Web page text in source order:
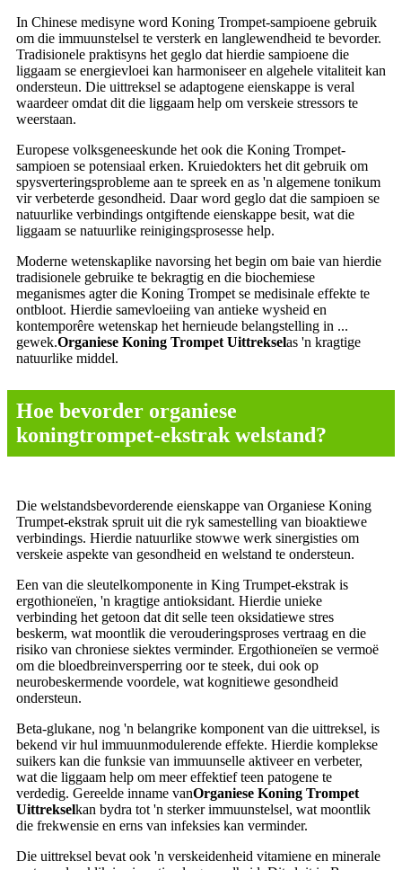
In Chinese medisyne word Koning Trompet-sampioene gebruik
om die immuunstelsel te versterk en langlewendheid te bevorder.
Tradisionele praktisyns het geglo dat hierdie sampioene die
liggaam se energievloei kan harmoniseer en algehele vitaliteit kan
ondersteun. Die uittreksel se adaptogene eienskappe is veral
waardeer omdat dit die liggaam help om verskeie stressors te
weerstaan.
Europese volksgeneeskunde het ook die Koning Trompet-
sampioen se potensiaal erken. Kruiedokters het dit gebruik om
spysverteringsprobleme aan te spreek en as 'n algemene tonikum
vir verbeterde gesondheid. Daar word geglo dat die sampioen se
natuurlike verbindings ontgiftende eienskappe besit, wat die
liggaam se natuurlike reinigingsprosesse help.
Moderne wetenskaplike navorsing het begin om baie van hierdie
tradisionele gebruike te bekragtig en die biochemiese
meganismes agter die Koning Trompet se medisinale effekte te
ontbloot. Hierdie samevloeiing van antieke wysheid en
kontemporêre wetenskap het hernieude belangstelling in ...
gewek.Organiese Koning Trompet Uittrekselas 'n kragtige
natuurlike middel.
Hoe bevorder organiese
koningtrompet-ekstrak welstand?
Die welstandsbevorderende eienskappe van Organiese Koning
Trumpet-ekstrak spruit uit die ryk samestelling van bioaktiewe
verbindings. Hierdie natuurlike stowwe werk sinergisties om
verskeie aspekte van gesondheid en welstand te ondersteun.
Een van die sleutelkomponente in King Trumpet-ekstrak is
ergothioneïen, 'n kragtige antioksidant. Hierdie unieke
verbinding het getoon dat dit selle teen oksidatiewe stres
beskerm, wat moontlik die verouderingsproses vertraag en die
risiko van chroniese siektes verminder. Ergothioneïen se vermoë
om die bloedbreinversperring oor te steek, dui ook op
neurobeskermende voordele, wat kognitiewe gesondheid
ondersteun.
Beta-glukane, nog 'n belangrike komponent van die uittreksel, is
bekend vir hul immuunmodulerende effekte. Hierdie komplekse
suikers kan die funksie van immuunselle aktiveer en verbeter,
wat die liggaam help om meer effektief teen patogene te
verdedig. Gereelde inname vanOrganiese Koning Trompet
Uittrekselkan bydra tot 'n sterker immuunstelsel, wat moontlik
die frekwensie en erns van infeksies kan verminder.
Die uittreksel bevat ook 'n verskeidenheid vitamiene en minerale